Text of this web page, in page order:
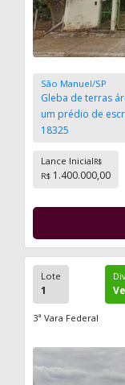
São Manuel/SP
Gleba de terras
um prédio de
18325
Lance InicialR$
R$ 1.400.000,00
Lote
1
3ª Vara Federal